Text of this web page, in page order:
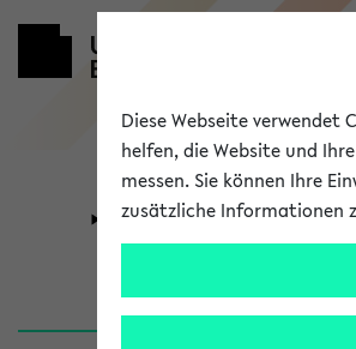
Universität
Sie
Diese Webseite verwendet
helfen, die Website und
messen. Sie können Ihre
zusätzliche Informationen